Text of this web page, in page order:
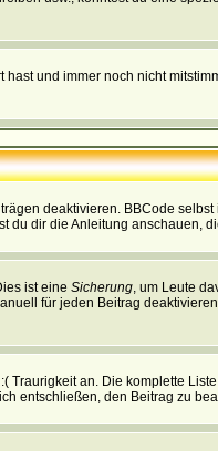
und immer noch nicht
deaktivieren. BBCode
dir die Anleitung anschauen,
ist eine Sicherung, um Leute
für jeden Beitrag
an. Die komplette
entschließen, den Beitrag zu